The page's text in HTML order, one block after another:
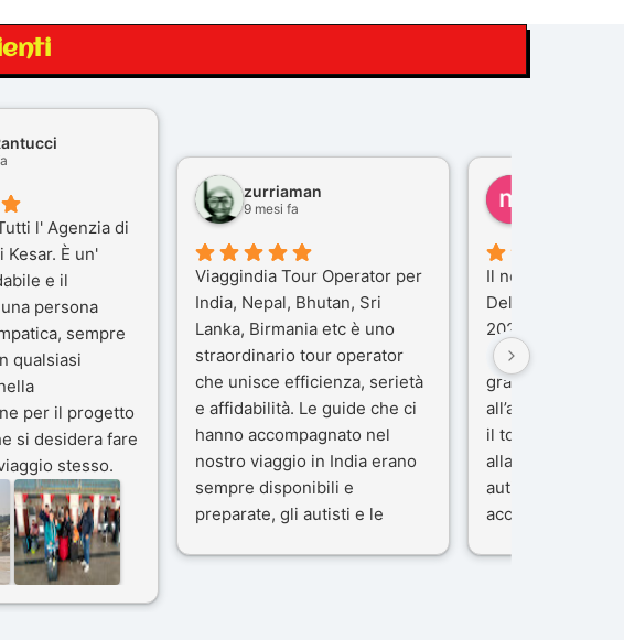
l' Agenzia di
Kesar. È un'
e il
persona
sempre
qualsiasi
per il progetto
si desidera fare
stesso.
settimane in
2025, 5
alla scoperta
e Varanasi è
zurriaman
9 mesi fa
Viaggindia Tour Operator per
India, Nepal, Bhutan, Sri
Lanka, Birmania etc è uno
straordinario tour operator
che unisce efficienza, serietà
e affidabilità. Le guide che ci
hanno accompagnato nel
nostro viaggio in India erano
sempre disponibili e
preparate, gli autisti e le
Il nostro viaggio
Delhi e Varanasi
2025), è stata
che porteremo
gran parte del
all’agenzia che
il tour con cura e
alla nostra guida
autista che ci
accompagnati